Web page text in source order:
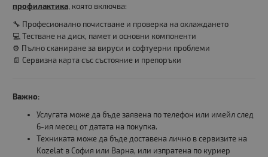
профилактика, която включва:
🔧 Професионално почистване и проверка на охлаждането
💻 Тестване на диск, памет и основни компоненти
⚙️ Пълно сканиране за вируси и софтуерни проблеми
📄 Сервизна карта със състояние и препоръки
Важно:
Услугата може да бъде заявена по телефон или имейл след
6-ия месец от датата на покупка.
Техниката може да бъде доставена лично в сервизите на
Kozelat в София или Варна, или изпратена по куриер